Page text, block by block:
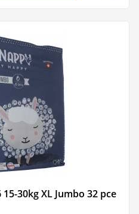
30kg XL Jumbo 32 pce